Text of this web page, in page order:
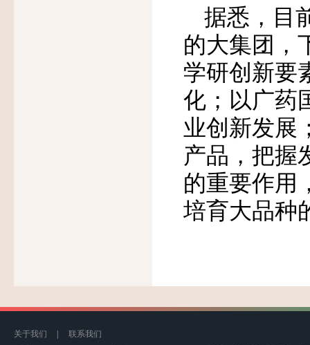
据悉，目
的大集团，
学研创新要
化；以广药
业创新发展
产品，把握
的重要作用
培育大品种
关于我们 | 联系我们